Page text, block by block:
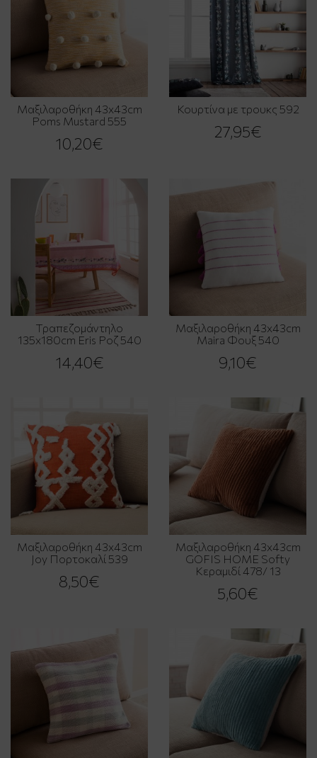
Μαξιλαροθήκη 43x43cm
Poms Mustard 555
10,20€
Κουρτίνα με τρουκς 592
27,95€
Τραπεζομάντηλο
135x180cm Eris Ροζ 540
14,40€
Μαξιλαροθήκη 43x43cm
Maira Φουξ 540
9,10€
Μαξιλαροθήκη 43x43cm
Joy Πορτοκαλί 539
8,50€
Μαξιλαροθήκη 43x43cm
GOFIS HOME Softy
Κεραμιδί 478/ 13
5,60€